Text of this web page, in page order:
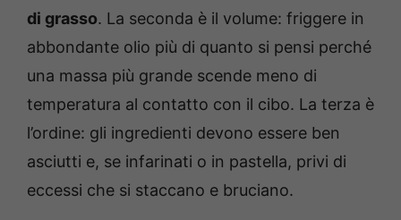
di grasso. La seconda è il volume: friggere in
abbondante olio più di quanto si pensi perché
una massa più grande scende meno di
temperatura al contatto con il cibo. La terza è
l’ordine: gli ingredienti devono essere ben
asciutti e, se infarinati o in pastella, privi di
eccessi che si staccano e bruciano.